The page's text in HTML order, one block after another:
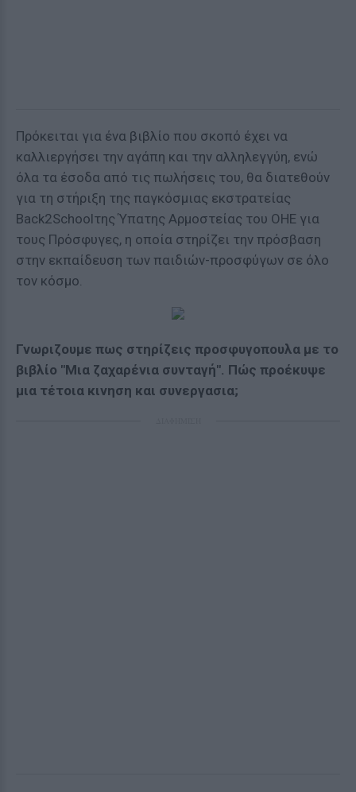
Πρόκειται για ένα βιβλίο που σκοπό έχει να
καλλιεργήσει την αγάπη και την αλληλεγγύη, ενώ
όλα τα έσοδα από τις πωλήσεις του, θα διατεθούν
για τη στήριξη της παγκόσμιας εκστρατείας
Back2Schoolτης Ύπατης Αρμοστείας του ΟΗΕ για
τους Πρόσφυγες, η οποία στηρίζει την πρόσβαση
στην εκπαίδευση των παιδιών-προσφύγων σε όλο
τον κόσμο.
Γνωριζουμε πως στηρίζεις προσφυγοπουλα με το
βιβλίο "Μια ζαχαρένια συνταγή". Πώς προέκυψε
μια τέτοια κινηση και συνεργασια;